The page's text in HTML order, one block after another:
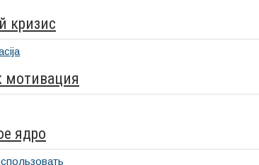
кризис
мотивация
ядро